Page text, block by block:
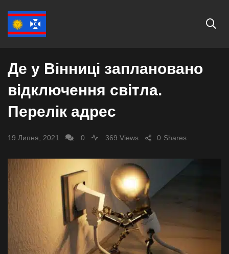
СУСПІЛЬСТВО
Де у Вінниці заплановано
відключення світла.
Перелік адрес
19 Липня, 2021 0 369 Views Shares
0